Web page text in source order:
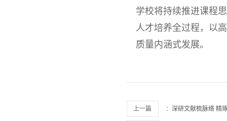
学校将持续推进课程
人才培养全过程，以
质量内涵式发展。
上一篇 ： 深研文献梳脉络 精